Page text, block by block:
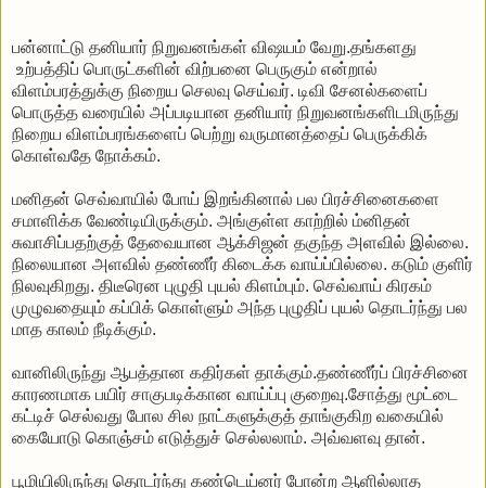
பன்னாட்டு தனியார் நிறுவனங்கள் விஷயம் வேறு.தங்களது
உற்பத்திப் பொருட்களின் விற்பனை பெருகும் என்றால்
விளம்பரத்துக்கு நிறைய செலவு செய்வர். டிவி சேனல்களைப்
பொருத்த வரையில் அப்படியான தனியார் நிறுவனங்களிடமிருந்து
நிறைய விளம்பரங்களைப் பெற்று வருமானத்தைப் பெருக்கிக்
கொள்வதே நோக்கம்.
மனிதன் செவ்வாயில் போய் இறங்கினால் பல பிரச்சினைகளை
சமாளிக்க வேண்டியிருக்கும். அங்குள்ள காற்றில் ம்னிதன்
சுவாசிப்பதற்குத் தேவையான ஆக்சிஜன் தகுந்த அளவில் இல்லை.
நிலையான அளவில் தண்ணீர் கிடைக்க வாய்ப்பில்லை. கடும் குளிர்
நிலவுகிறது. திடீரென புழுதி புயல் கிளம்பும். செவ்வாய் கிரகம்
முழுவதையும் கப்பிக் கொள்ளும் அந்த புழுதிப் புயல் தொடர்ந்து பல
மாத காலம் நீடிக்கும்.
வானிலிருந்து ஆபத்தான கதிர்கள் தாக்கும்.தண்ணீர்ப் பிரச்சினை
காரணமாக பயிர் சாகுபடிக்கான வாய்ப்பு குறைவு.சோத்து மூட்டை
கட்டிச் செல்வது போல சில நாட்களுக்குத் தாங்குகிற வகையில்
கையோடு கொஞ்சம் எடுத்துச் செல்லலாம். அவ்வளவு தான்.
பூமியிலிருந்து தொடர்ந்து கண்டெய்னர் போன்ற ஆளில்லாத